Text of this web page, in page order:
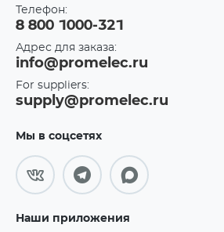
Телефон:
8 800 1000-321
Адрес для заказа:
info@promelec.ru
For suppliers:
supply@promelec.ru
Мы в соцсетях
Наши приложения